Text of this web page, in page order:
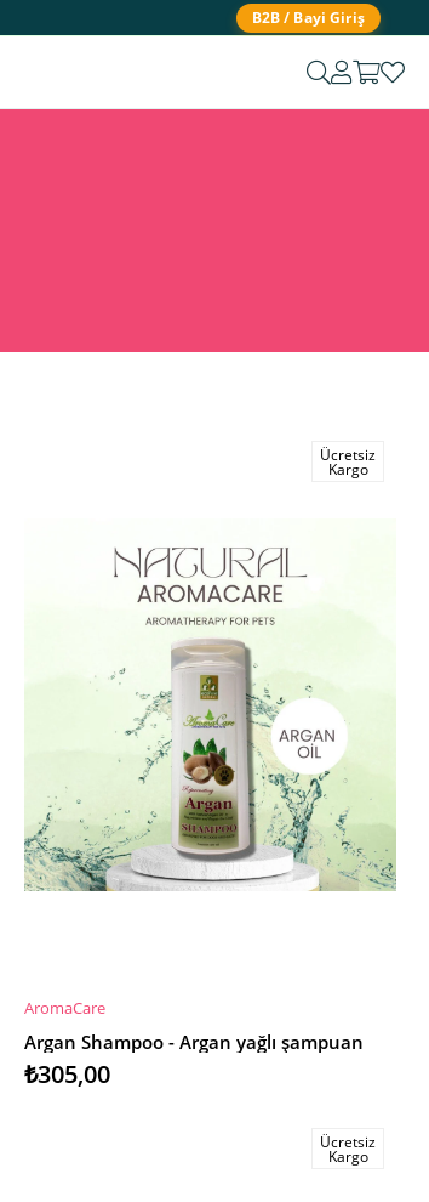
B2B / Bayi Giriş
SEPETE EKLE
Ücretsiz
Kargo
AromaCare
Argan Shampoo - Argan yağlı şampuan
₺305,00
Ücretsiz
Kargo